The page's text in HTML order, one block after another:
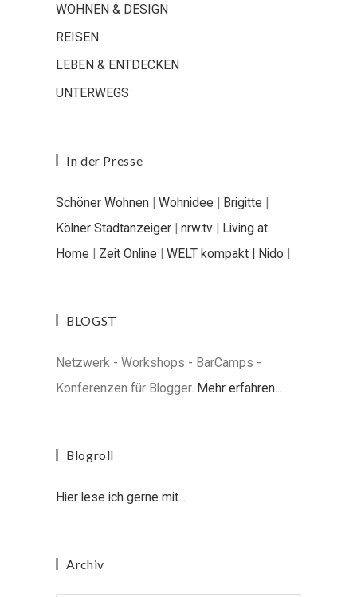
WOHNEN & DESIGN
REISEN
LEBEN & ENTDECKEN
UNTERWEGS
In der Presse
Schöner Wohnen | Wohnidee | Brigitte |
Kölner Stadtanzeiger | nrw.tv | Living at
Home | Zeit Online | WELT kompakt | Nido |
BLOGST
Netzwerk - Workshops - BarCamps -
Konferenzen für Blogger. Mehr erfahren...
Blogroll
Hier lese ich gerne mit...
Archiv